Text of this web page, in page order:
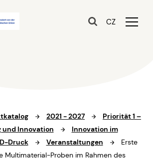
CZ
2021 - 2027
Priorität 1 –
und Innovation
Innovation im
Druck
Veranstaltungen
Erste
Multimaterial-Proben im Rahmen des